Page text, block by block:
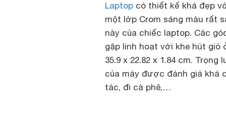
Laptop có thiết kế khá đẹp
một lớp Crom sáng màu rất
này của chiếc laptop. Các
gập linh hoạt với khe hút
35.9 x 22.82 x 1.84 cm.
của máy được đánh giá khá
tác, đi cà phê,…